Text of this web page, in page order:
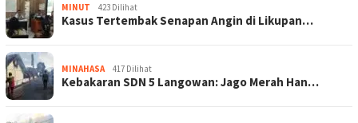
MINUT 423 Dilihat
Kasus Tertembak Senapan Angin di Likupan…
MINAHASA 417 Dilihat
Kebakaran SDN 5 Langowan: Jago Merah Han…